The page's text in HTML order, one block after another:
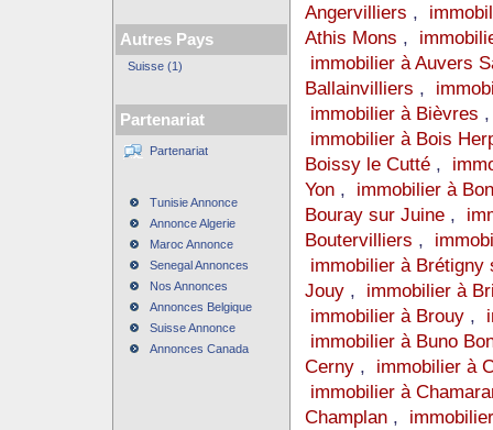
Autres Pays
Suisse (1)
Partenariat
Partenariat
Tunisie Annonce
Annonce Algerie
Maroc Annonce
Senegal Annonces
Nos Annonces
Annonces Belgique
Suisse Annonce
Annonces Canada
Angervilliers ,
Athis Mons ,
immobilier à Auvers
Ballainvilliers ,
immobilier à Bièvres
immobilier à Bois
Boissy le Cutté ,
Yon , immobilier à
Bouray sur Juine ,
Boutervilliers ,
immobilier à
Jouy , immobilier à
immobilier à Brouy ,
immobilier à Buno
Cerny , immobilier à
immobilier à
Champlan ,